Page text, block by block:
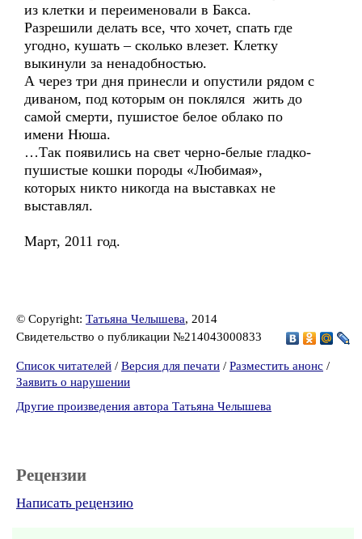
из клетки и переименовали в Бакса.
Разрешили делать все, что хочет, спать где
угодно, кушать – сколько влезет. Клетку
выкинули за ненадобностью.
А через три дня принесли и опустили рядом с
диваном, под которым он поклялся жить до
самой смерти, пушистое белое облако по
имени Нюша.
…Так появились на свет черно-белые гладко-
пушистые кошки породы «Любимая»,
которых никто никогда на выставках не
выставлял.
Март, 2011 год.
© Copyright: Татьяна Челышева, 2014
Свидетельство о публикации №214043000833
Список читателей / Версия для печати / Разместить анонс /
Заявить о нарушении
Другие произведения автора Татьяна Челышева
Рецензии
Написать рецензию